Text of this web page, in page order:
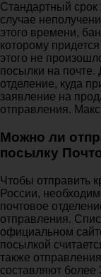
Стандартный срок
случае
этого времени,
которому
этого не
посылки на почте.
отделение, куда
заявление на
отправления.
Можно ли
посылку
Чтобы отправить
России,
почтовое
отправления.
официальном
посылкой
также
составляют более